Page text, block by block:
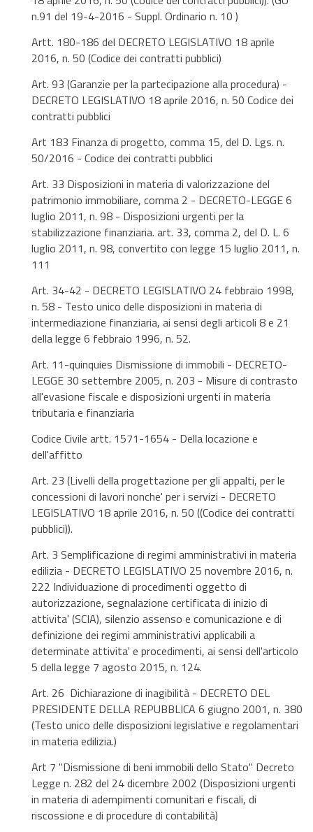
n.91 del 19-4-2016 - Suppl. Ordinario n. 10 )
Artt. 180-186 del DECRETO LEGISLATIVO 18 aprile
2016, n. 50 (Codice dei contratti pubblici)
Art. 93 (Garanzie per la partecipazione alla procedura) -
DECRETO LEGISLATIVO 18 aprile 2016, n. 50 Codice dei
contratti pubblici
Art 183 Finanza di progetto, comma 15, del D. Lgs. n.
50/2016 - Codice dei contratti pubblici
Art. 33 Disposizioni in materia di valorizzazione del
patrimonio immobiliare, comma 2 - DECRETO-LEGGE 6
luglio 2011, n. 98 - Disposizioni urgenti per la
stabilizzazione finanziaria. art. 33, comma 2, del D. L. 6
luglio 2011, n. 98, convertito con legge 15 luglio 2011, n.
111
Art. 34-42 - DECRETO LEGISLATIVO 24 febbraio 1998,
n. 58 - Testo unico delle disposizioni in materia di
intermediazione finanziaria, ai sensi degli articoli 8 e 21
della legge 6 febbraio 1996, n. 52.
Art. 11-quinquies Dismissione di immobili - DECRETO-
LEGGE 30 settembre 2005, n. 203 - Misure di contrasto
all'evasione fiscale e disposizioni urgenti in materia
tributaria e finanziaria
Codice Civile artt. 1571-1654 - Della locazione e
dell'affitto
Art. 23 (Livelli della progettazione per gli appalti, per le
concessioni di lavori nonche' per i servizi - DECRETO
LEGISLATIVO 18 aprile 2016, n. 50 ((Codice dei contratti
pubblici)).
Art. 3 Semplificazione di regimi amministrativi in materia
edilizia - DECRETO LEGISLATIVO 25 novembre 2016, n.
222 Individuazione di procedimenti oggetto di
autorizzazione, segnalazione certificata di inizio di
attivita' (SCIA), silenzio assenso e comunicazione e di
definizione dei regimi amministrativi applicabili a
determinate attivita' e procedimenti, ai sensi dell'articolo
5 della legge 7 agosto 2015, n. 124.
Art. 26 Dichiarazione di inagibilità - DECRETO DEL
PRESIDENTE DELLA REPUBBLICA 6 giugno 2001, n. 380
(Testo unico delle disposizioni legislative e regolamentari
in materia edilizia.)
Art 7 "Dismissione di beni immobili dello Stato" Decreto
Legge n. 282 del 24 dicembre 2002 (Disposizioni urgenti
in materia di adempimenti comunitari e fiscali, di
riscossione e di procedure di contabilità)